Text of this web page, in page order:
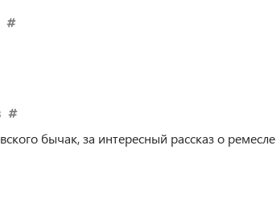
бычак, за интересный рассказ о ремесле